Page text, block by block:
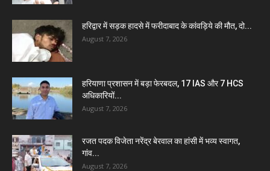
हरिद्वार में सड़क हादसे में फरीदाबाद के कांवड़िये की मौत, दो...
August 7, 2026
हरियाणा प्रशासन में बड़ा फेरबदल, 17 IAS और 7 HCS
अधिकारियों...
August 7, 2026
रजत पदक विजेता नरेंद्र बेरवाल का हांसी में भव्य स्वागत,
गांव...
August 7, 2026